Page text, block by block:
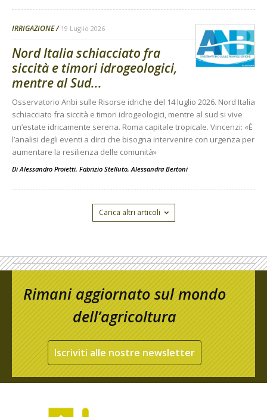
IRRIGAZIONE 19 Luglio 2026
Nord Italia schiacciato fra
siccità e timori idrogeologici,
mentre al Sud...
Osservatorio Anbi sulle Risorse idriche del 14 luglio 2026. Nord Italia
schiacciato fra siccità e timori idrogeologici, mentre al sud si vive
un’estate idricamente serena. Roma capitale tropicale. Vincenzi: «È
l’analisi degli eventi a dirci che bisogna intervenire con urgenza per
aumentare la resilienza delle comunità»
DiAlessandro Proietti, Fabrizio Stelluto, Alessandra Bertoni
Carica altri articoli
Rimani aggiornato sul mondo
dell’agricoltura
Iscriviti alle nostre newsletter